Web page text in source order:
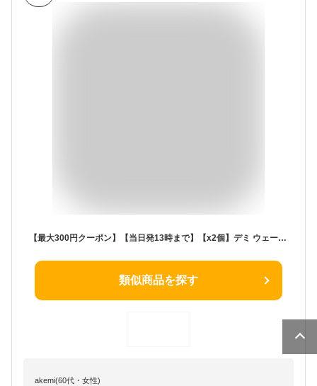
【最大300円クーポン】【当日発13時まで】【x2個】デミ ウェーボ ミルキィワックス 80g MILKY WAX DEMI STYLING SERIES uevo 《スタイリング剤 ヘアワックス レディース hair wax ladies》
類似商品を探す
akemi(60代・女性)